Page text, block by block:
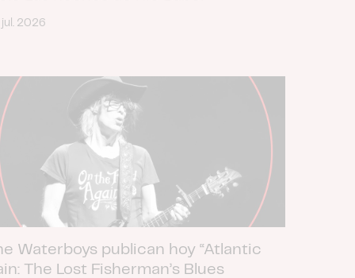
2026
Waterboys publican hoy “Atlantic
The Lost Fisherman’s Blues